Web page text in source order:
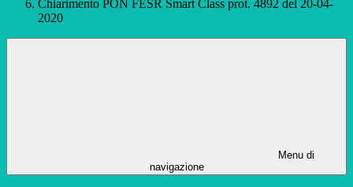
Chiarimento PON FESR Smart Class prot. 4892 del 20-04-
2020
Menu di
navigazione